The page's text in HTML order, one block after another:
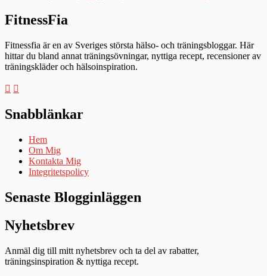
FitnessFia
Fitnessfia är en av Sveriges största hälso- och träningsbloggar. Här
hittar du bland annat träningsövningar, nyttiga recept, recensioner av
träningskläder och hälsoinspiration.
Snabblänkar
Hem
Om Mig
Kontakta Mig
Integritetspolicy
Senaste Blogginläggen
Nyhetsbrev
Anmäl dig till mitt nyhetsbrev och ta del av rabatter,
träningsinspiration & nyttiga recept.